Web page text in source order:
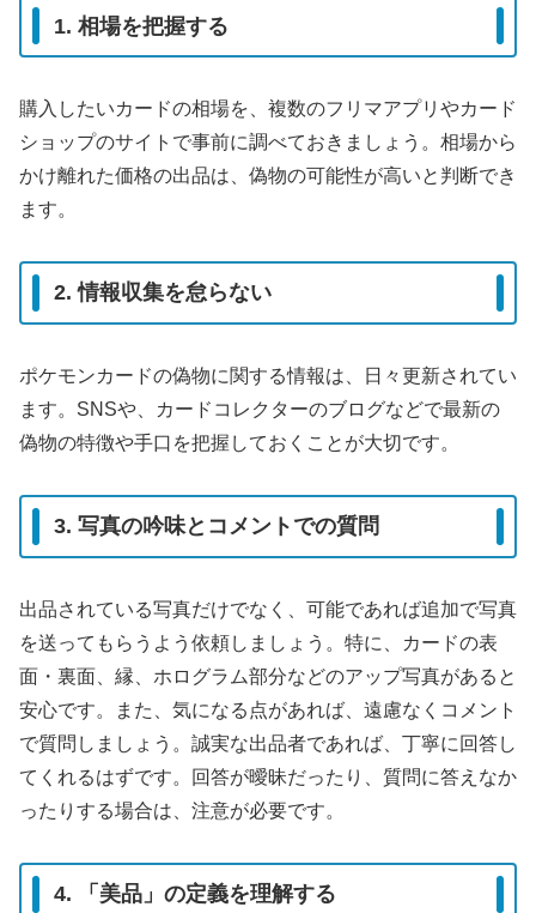
1. 相場を把握する
購入したいカードの相場を、複数のフリマアプリやカード
ショップのサイトで事前に調べておきましょう。相場から
かけ離れた価格の出品は、偽物の可能性が高いと判断でき
ます。
2. 情報収集を怠らない
ポケモンカードの偽物に関する情報は、日々更新されてい
ます。SNSや、カードコレクターのブログなどで最新の
偽物の特徴や手口を把握しておくことが大切です。
3. 写真の吟味とコメントでの質問
出品されている写真だけでなく、可能であれば追加で写真
を送ってもらうよう依頼しましょう。特に、カードの表
面・裏面、縁、ホログラム部分などのアップ写真があると
安心です。また、気になる点があれば、遠慮なくコメント
で質問しましょう。誠実な出品者であれば、丁寧に回答し
てくれるはずです。回答が曖昧だったり、質問に答えなか
ったりする場合は、注意が必要です。
4. 「美品」の定義を理解する